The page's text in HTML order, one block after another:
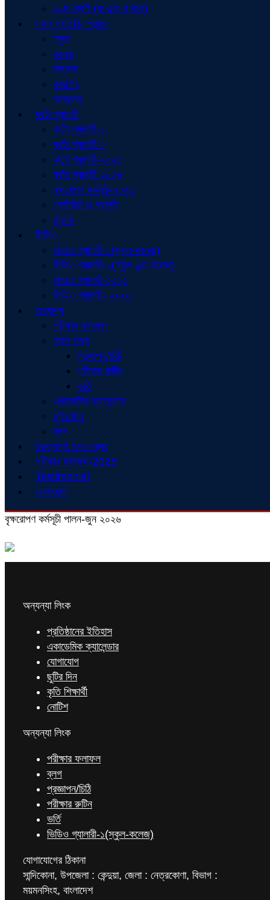
১০ম শ্রেণী (ক এবং খ শাখা)
সকল প্রতিষ্ঠান প্রধান
স্কুল
কলেজ
মাদ্রাসা
কারিগরি
অন্যান্য
ফটো গ্যালারী
ফটো গ্যালারী-১
ফটো গ্যালারী-২
ফটো গ্যালারী-২০২৫
ফটো গ্যালারী-২০২৬
বৃক্ষরোপণ কর্মসূচি-২০২৬
প্রতিষ্ঠান ও প্রকৃতি
ট্রেনিং
ভিডিও
ভিডিও গ্যালারী-১(স্কুল-কলেজ)
ভিডিও গ্যালারী-২(স্কুল এন্ড কলেজ)
ভিডিও গ্যালারী-২০২৫
ভিডিও গ্যালারী- ২০২৬
অন্যান্য
পরীক্ষার ফলাফল
সকল তথ্য
প্রজ্ঞাপন/চিঠি
পরীক্ষার রুটিন
ভর্তি
একাডেমিক ক্যালেন্ডার
ছুটির দিন
ব্লগ
গুরুত্বপূর্ণ ফোন নম্বর
পরীক্ষার ফলাফল-2025
Testimonial
যোগাযোগ
বৃক্ষরোপণ কর্মসূচী পালন-জুন ২০২৬
অন্যন্যা লিংক
প্রতিষ্ঠানের ইতিহাস
একাডেমিক ক্যালেন্ডার
যোগাযোগ
ছুটির দিন
কৃতি শিক্ষার্থী
নোটিশ
অন্যন্যা লিংক
পরীক্ষার ফলাফল
ব্লগ
প্রজ্ঞাপন/চিঠি
পরীক্ষার রুটিন
ভর্তি
ভিডিও গ্যালারী-১(স্কুল-কলেজ)
যোগাযোগের ঠিকানা
সান্দিকোনা, উপজেলা : কেন্দুয়া, জেলা : নেত্রকোণা, বিভাগ :
ময়মনসিংহ, বাংলাদেশ